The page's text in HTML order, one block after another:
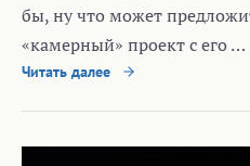
бы, ну что может
«камерный» проект с его …
Читать далее